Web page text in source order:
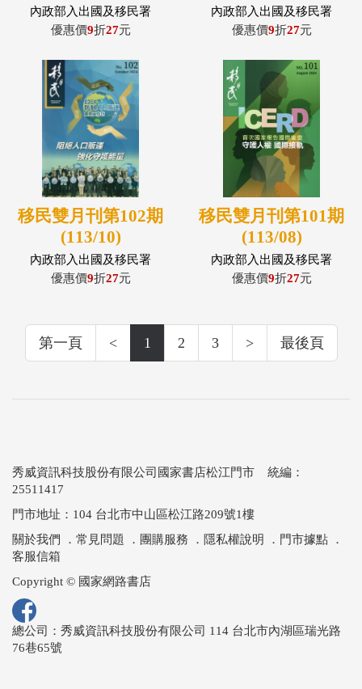
內政部入出國及移民署
優惠價9折27元
內政部入出國及移民署
優惠價9折27元
移民雙月刊第102期
(113/10)
內政部入出國及移民署
優惠價9折27元
移民雙月刊第101期
(113/08)
內政部入出國及移民署
優惠價9折27元
第一頁 < 1 2 3 > 最後頁
秀威資訊科技股份有限公司國家書店松江門市 統編：
25511417
門市地址：104 台北市中山區松江路209號1樓
關於我們
． 常見問題 ． 團購服務 ． 隱私權說明 ． 門市據點 ．
客服信箱
Copyright © 國家網路書店
總公司：秀威資訊科技股份有限公司 114 台北市內湖區瑞光路
76巷65號